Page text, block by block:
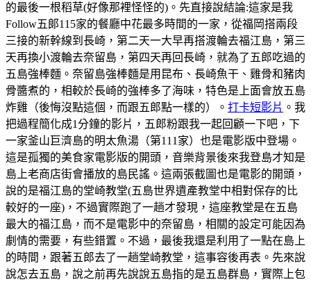
的最後一根稻草(好像那裡怪怪的)。先直接說結論:這家是我
Follow五郞115家的餐廳中花最多時間的一家，從福岡搭兩段
三接的新幹線到長崎，第二天一大早再搭渡輪去福江島，第三
天再換小渡輪去奈留島，第四天再回長崎，就為了五郎吃過的
五島強棒麵。奈留島強棒麵是用昆布、長崎魚干、雞骨和豬肉
骨醬煮的，相較於長崎的強棒多了海味，特色是上面會放五島
炸雞（後悔沒點這個，而跟五郎點一樣的）。 打卡短影片 。我
把過程簡化成1分鐘的影片，五郎粉跟我一起回顧一下吧，下
一家釜山巨濟島的明太魚湯（第111家）也是電影版中登場。
這是孤獨的美食家電影版的開頭，音樂背景後來我登島才知是
島上老商店街會播放的島民謠。這兩張截圖也是電影的開頭，
說的是福江島的堂崎教堂(五島世界遺產教堂中相對保存的比
較好的一座)，不過實際跑了一趟才發現，這座教堂是在五島
最大的福江島，而不是電影中的奈留島，相關的設定可能因為
劇情的需要，有些錯置。不過，最後我還是利用了一點在島上
的時間，跟著五郎去了一趟堂崎教堂，這事容後再表。先來說
說怎去五島，說之前再先說說五島指的是五島群島，實際上包